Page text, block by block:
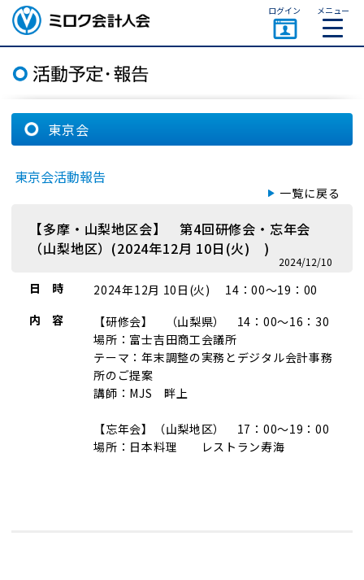
ミロク会計人会 MIROKU
ACCOUNTING PERSON
ASSOCIATION
ログイン メニュー
東京会
東京会活動報告
一覧に戻る
【多摩・山梨地区会】 第4回研修会・忘年会
（山梨地区）(2024年12月 10日(火) )
2024/12/10
日 時
2024年12月 10日(火) 14：00～19：00
内 容
【研修会】 （山梨県） 14：00～16：30
場所：富士吉田商工会議所
テーマ：年末調整の実務とデジタル会計事務
所のご提案
講師：MJS 畔上
【忘年会】（山梨地区） 17：00～19：00
場所：日本料理 レストラン寿海